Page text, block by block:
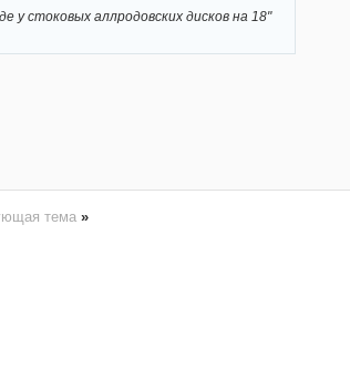
у стоковых аллродовских дисков на 18"
тема »